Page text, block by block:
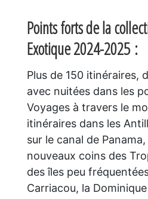
Points forts de la
Exotique 2024-2025 :
Plus de 150 itinéraires,
avec nuitées dans les
Voyages à travers le
itinéraires dans les
sur le canal de
nouveaux coins des
des îles peu
Carriacou, la